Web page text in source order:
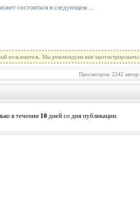
состояться в следующем ...
пользователь. Мы рекомендуем вам
Просмотров: 2242 автор:
в течении 10 дней со дня публикации.